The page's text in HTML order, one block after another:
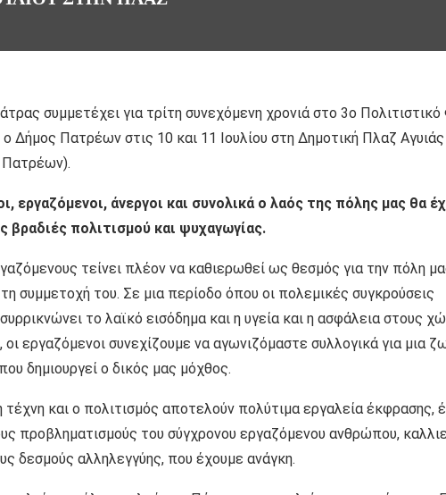
συμμετέχει για τρίτη συνεχόμενη χρονιά στο 3ο Πολιτιστικό
Δήμος Πατρέων στις 10 και 11 Ιουλίου στη Δημοτική Πλαζ
Πατρέων).
εργαζόμενοι, άνεργοι και συνολικά ο λαός της πόλης μας θα
πολιτισμού και ψυχαγωγίας.
τείνει πλέον να καθιερωθεί ως θεσμός για την πόλη
συμμετοχή του. Σε μια περίοδο όπου οι πολεμικές συγκρούσεις
το λαϊκό εισόδημα και η υγεία και η ασφάλεια στους
εργαζόμενοι συνεχίζουμε να αγωνιζόμαστε συλλογικά για μια
δημιουργεί ο δικός μας μόχθος.
και ο πολιτισμός αποτελούν πολύτιμα εργαλεία έκφρασης,
προβληματισμούς του σύγχρονου εργαζόμενου ανθρώπου,
δεσμούς αλληλεγγύης, που έχουμε ανάγκη.